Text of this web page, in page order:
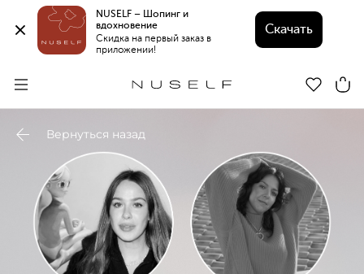
NUSELF – Шопинг и
вдохновение
Скидка на первый заказ в
приложении!
Скачать
Вернуться назад